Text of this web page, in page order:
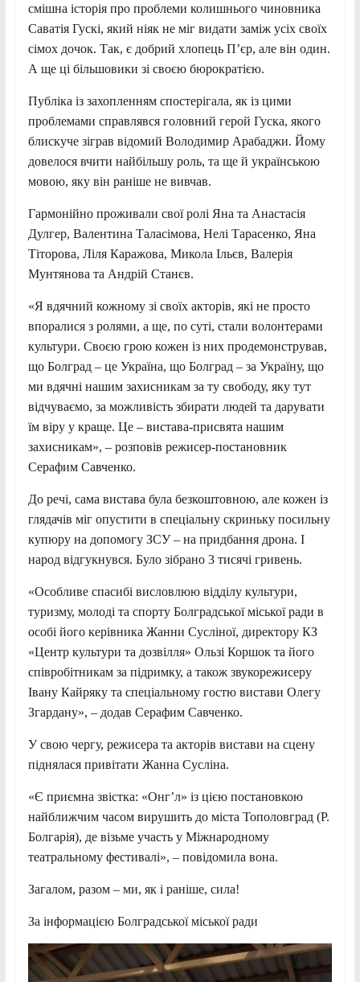
смішна історія про проблеми колишнього чиновника
Саватія Гускі, який ніяк не міг видати заміж усіх своїх
сімох дочок. Так, є добрий хлопець П’єр, але він один.
А ще ці більшовики зі своєю бюрократією.
Публіка із захопленням спостерігала, як із цими
проблемами справлявся головний герой Гуска, якого
блискуче зіграв відомий Володимир Арабаджи. Йому
довелося вчити найбільшу роль, та ще й українською
мовою, яку він раніше не вивчав.
Гармонійно проживали свої ролі Яна та Анастасія
Дулгер, Валентина Таласімова, Нелі Тарасенко, Яна
Тіторова, Ліля Каражова, Микола Ільєв, Валерія
Мунтянова та Андрій Станєв.
«Я вдячний кожному зі своїх акторів, які не просто
впоралися з ролями, а ще, по суті, стали волонтерами
культури. Своєю грою кожен із них продемонстрував,
що Болград – це Україна, що Болград – за Україну, що
ми вдячні нашим захисникам за ту свободу, яку тут
відчуваємо, за можливість збирати людей та дарувати
їм віру у краще. Це – вистава-присвята нашим
захисникам», – розповів режисер-постановник
Серафим Савченко.
До речі, сама вистава була безкоштовною, але кожен із
глядачів міг опустити в спеціальну скриньку посильну
купюру на допомогу ЗСУ – на придбання дрона. І
народ відгукнувся. Було зібрано 3 тисячі гривень.
«Особливе спасибі висловлюю відділу культури,
туризму, молоді та спорту Болградської міської ради в
особі його керівника Жанни Сусліної, директору КЗ
«Центр культури та дозвілля» Ользі Коршок та його
співробітникам за підримку, а також звукорежисеру
Івану Кайряку та спеціальному гостю вистави Олегу
Згардану», – додав Серафим Савченко.
У свою чергу, режисера та акторів вистави на сцену
піднялася привітати Жанна Сусліна.
«Є приємна звістка: «Онг’л» із цією постановкою
найближчим часом вирушить до міста Тополовград (Р.
Болгарія), де візьме участь у Міжнародному
театральному фестивалі», – повідомила вона.
Загалом, разом – ми, як і раніше, сила!
За інформацією Болградської міської ради